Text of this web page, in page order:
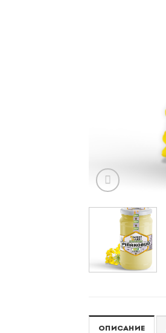
ОПИСАНИЕ